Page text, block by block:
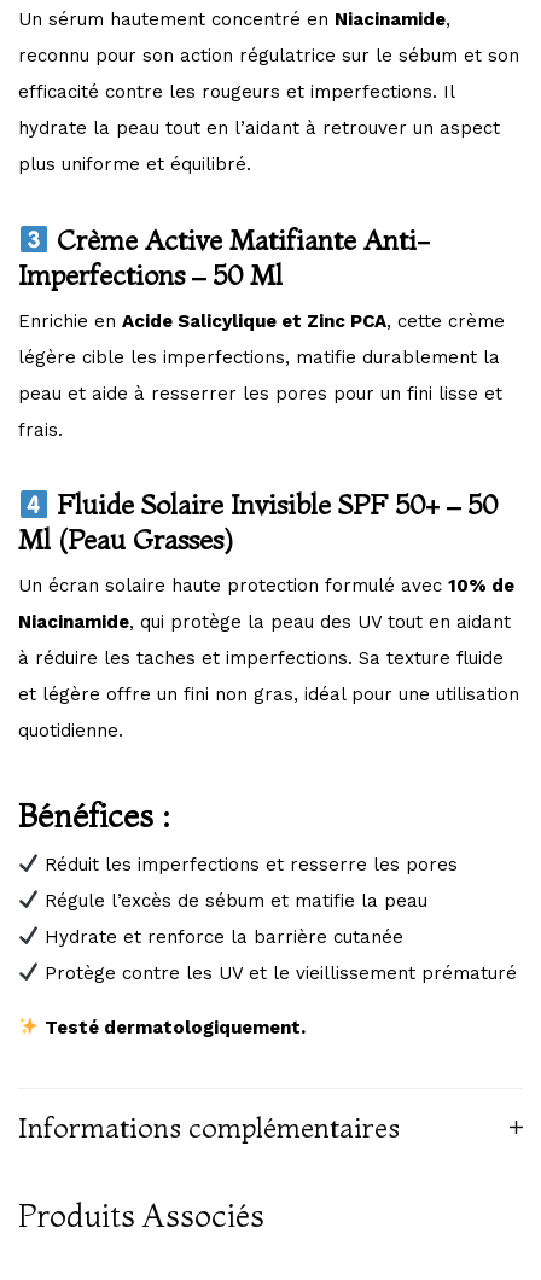
Un sérum hautement concentré en Niacinamide,
reconnu pour son action régulatrice sur le sébum et son
efficacité contre les rougeurs et imperfections. Il
hydrate la peau tout en l’aidant à retrouver un aspect
plus uniforme et équilibré.
Crème Active Matifiante Anti-
Imperfections – 50 Ml
Enrichie en Acide Salicylique et Zinc PCA, cette crème
légère cible les imperfections, matifie durablement la
peau et aide à resserrer les pores pour un fini lisse et
frais.
Fluide Solaire Invisible SPF 50+ – 50
Ml (Peau Grasses)
Un écran solaire haute protection formulé avec 10% de
Niacinamide, qui protège la peau des UV tout en aidant
à réduire les taches et imperfections. Sa texture fluide
et légère offre un fini non gras, idéal pour une utilisation
quotidienne.
Bénéfices :
Réduit les imperfections et resserre les pores
Régule l’excès de sébum et matifie la peau
Hydrate et renforce la barrière cutanée
Protège contre les UV et le vieillissement prématuré
Testé dermatologiquement.
Informations complémentaires
Produits Associés